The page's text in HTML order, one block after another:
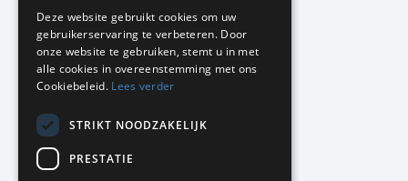
KMP Kantoormeubilair
Airport Business Park
Frankfurtstraat 29-31
1175 RH Lijnden
020-617 01 26
info@kmpkantoormeubilair.nl
Deze website gebruikt cookies om uw
gebruikerservaring te verbeteren. Door
onze website te gebruiken, stemt u in met
alle cookies in overeenstemming met ons
Cookiebeleid. Lees verder
STRIKT NOODZAKELIJK
PRESTATIE